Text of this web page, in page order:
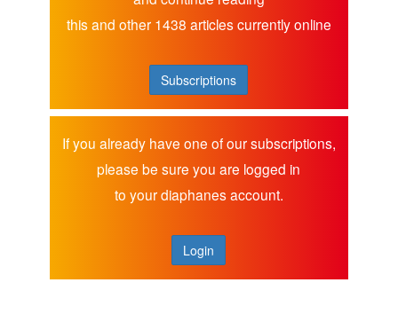
this and other 1438 articles currently online
Subscriptions
If you already have one of our subscriptions,
please be sure you are logged in
to your diaphanes account.
Login